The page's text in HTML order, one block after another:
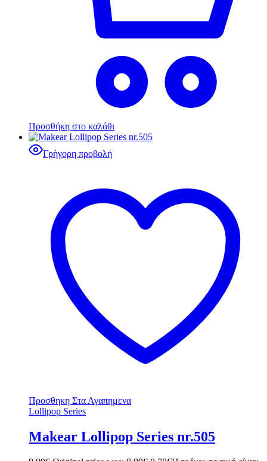
Προσθήκη στο καλάθι
Γρήγορη προβολή
Προσθηκη Στα Αγαπημενα
Lollipop Series
Makear Lollipop Series nr.505